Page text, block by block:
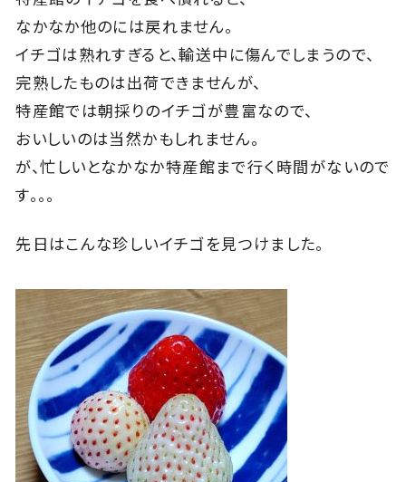
なかなか他のには戻れません。
イチゴは熟れすぎると、輸送中に傷んでしまうので、
完熟したものは出荷できませんが、
特産館では朝採りのイチゴが豊富なので、
おいしいのは当然かもしれません。
が、忙しいとなかなか特産館まで行く時間がないので
す。。。
先日はこんな珍しいイチゴを見つけました。